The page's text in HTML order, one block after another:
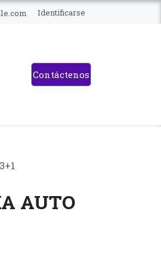
Identificarse
Contáctenos
AUTO